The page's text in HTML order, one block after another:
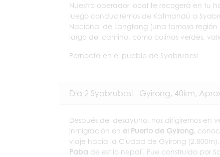
Nuestro operador local te recogerá en tu
luego conduciremos de Katmandú a
Nacional de Langtang (una famosa región
largo del camino, como colinas verdes,
Pernocta en el pueblo de Syabrubesi
Día 2 Syabrubesi - Gyirong, 40km,
Después del desayuno, nos dirigiremos en
inmigración en el Puerto de Gyirong,
viaje hacia la Ciudad de Gyirong
Paba de estilo nepalí. Fue construido por